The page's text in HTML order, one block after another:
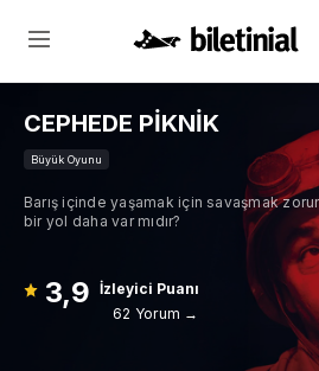
CEPHEDE PİKNİK
Büyük Oyunu
Barış içinde yaşamak için savaşmak
bir yol daha var mıdır?
3,9 İzleyici Puanı
62 Yorum →